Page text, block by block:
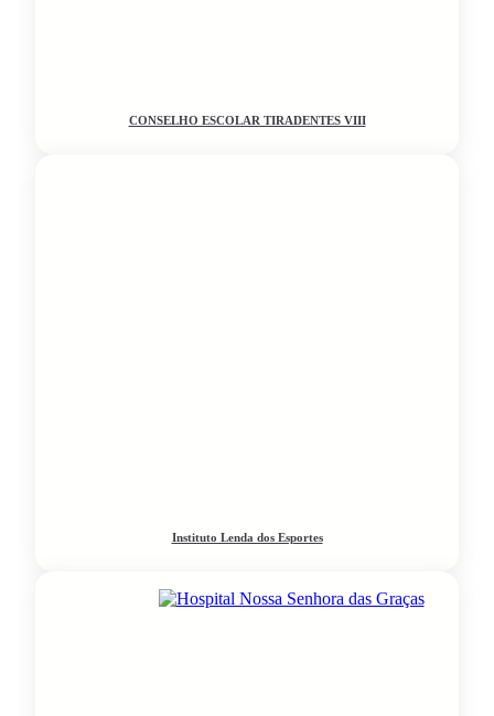
CONSELHO ESCOLAR TIRADENTES VIII
Instituto Lenda dos Esportes